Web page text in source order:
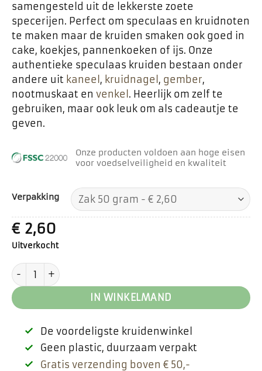
samengesteld uit de lekkerste zoete
specerijen. Perfect om speculaas en kruidnoten
te maken maar de kruiden smaken ook goed in
cake, koekjes, pannenkoeken of ijs. Onze
authentieke speculaas kruiden bestaan onder
andere uit kaneel , kruidnagel , gember,
nootmuskaat en venkel . Heerlijk om zelf te
gebruiken, maar ook leuk om als cadeautje te
geven.
Onze producten voldoen aan hoge eisen
voor voedselveiligheid en kwaliteit
Verpakking
€2,60
Uitverkocht
Speculaas kruiden aantal
IN WINKELMAND
De voordeligste kruidenwinkel
Geen plastic, duurzaam verpakt
Gratis verzending boven € 50,-